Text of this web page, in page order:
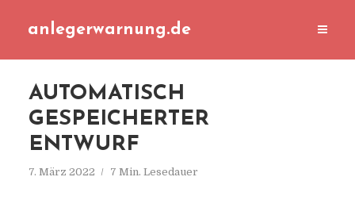
anlegerwarnung.de
AUTOMATISCH
GESPEICHERTER
ENTWURF
7. März 2022 7 Min. Lesedauer